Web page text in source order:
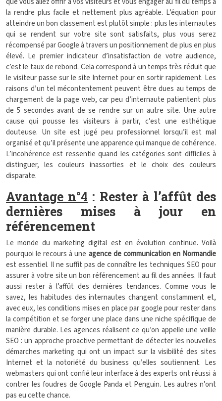
la rendre plus facile et nettement plus agréable. L’équation pour
atteindre un bon classement est plutôt simple : plus les internautes
qui se rendent sur votre site sont satisfaits, plus vous serez
récompensé par Google à travers un positionnement de plus en plus
élevé. Le premier indicateur d’insatisfaction de votre audience,
c’est le taux de rebond. Cela correspond à un temps très réduit que
le visiteur passe sur le site Internet pour en sortir rapidement. Les
raisons d’un tel mécontentement peuvent être dues au temps de
chargement de la page web, car peu d’internaute patientent plus
de 5 secondes avant de se rendre sur un autre site. Une autre
cause qui pousse les visiteurs à partir, c’est une esthétique
douteuse. Un site est jugé peu professionnel lorsqu’il est mal
organisé et qu’il présente une apparence qui manque de cohérence.
L’incohérence est ressentie quand les catégories sont difficiles à
distinguer, les couleurs inassorties et le choix des couleurs
disparate.
Avantage n°4 : Rester à l’affût des
dernières mises à jour en
référencement
Le monde du marketing digital est en évolution continue. Voilà
pourquoi le recours à une agence de communication en Normandie
est essentiel. Il ne suffit pas de connaître les techniques SEO pour
assurer à votre site un bon référencement au fil des années. Il faut
aussi rester à l’affût des dernières tendances. Comme vous le
savez, les habitudes des internautes changent constamment et,
avec eux, les conditions mises en place par google pour rester dans
la compétition et se forger une place dans une niche spécifique de
manière durable. Les agences réalisent ce qu’on appelle une veille
SEO : un approche proactive permettant de détecter les nouvelles
démarches marketing qui ont un impact sur la visibilité des sites
Internet et la notoriété du business qu’elles soutiennent. Les
webmasters qui ont confié leur interface à des experts ont réussi à
contrer les foudres de Google Panda et Penguin. Les autres n’ont
pas eu cette chance.